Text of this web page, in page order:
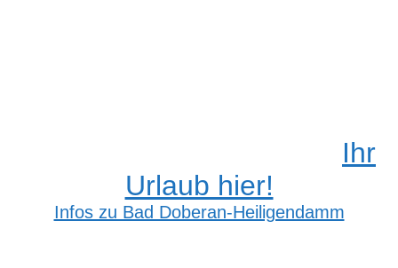
Ihr
Urlaub hier!
Infos zu Bad Doberan-Heiligendamm